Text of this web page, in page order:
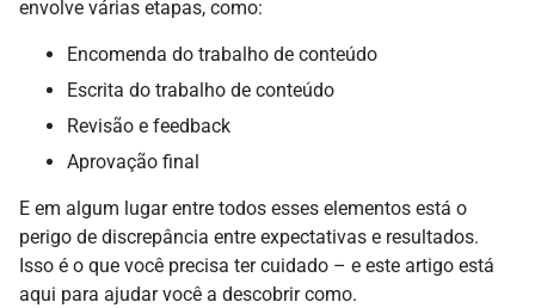
envolve várias etapas, como:
Encomenda do trabalho de conteúdo
Escrita do trabalho de conteúdo
Revisão e feedback
Aprovação final
E em algum lugar entre todos esses elementos está o
perigo de discrepância entre expectativas e resultados.
Isso é o que você precisa ter cuidado – e este artigo está
aqui para ajudar você a descobrir como.